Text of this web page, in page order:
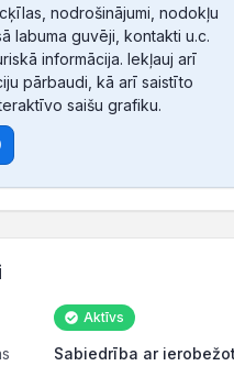
nodrošinājumi, nodokļu
labuma guvēji, kontakti u.c.
informācija. Iekļauj arī
pārbaudi, kā arī saistīto
saišu grafiku.
Aktīvs
Sabiedrība ar